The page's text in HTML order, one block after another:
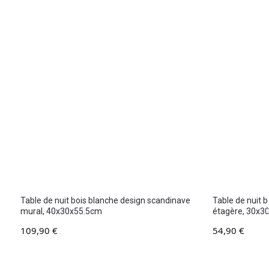
Table de nuit bois blanche design scandinave
mural, 40x30x55.5cm
109,90 €
Table de nuit
étagère,
54,90 €